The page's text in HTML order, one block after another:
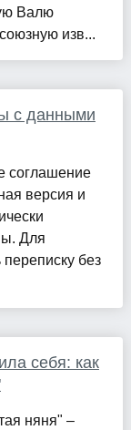
Валю
изв...
с данными
соглашение
версия и
Для
без
себя: как
няня" –